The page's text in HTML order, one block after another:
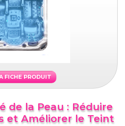
FICHE PRODUIT
de la Peau : Réduire
et Améliorer le Teint